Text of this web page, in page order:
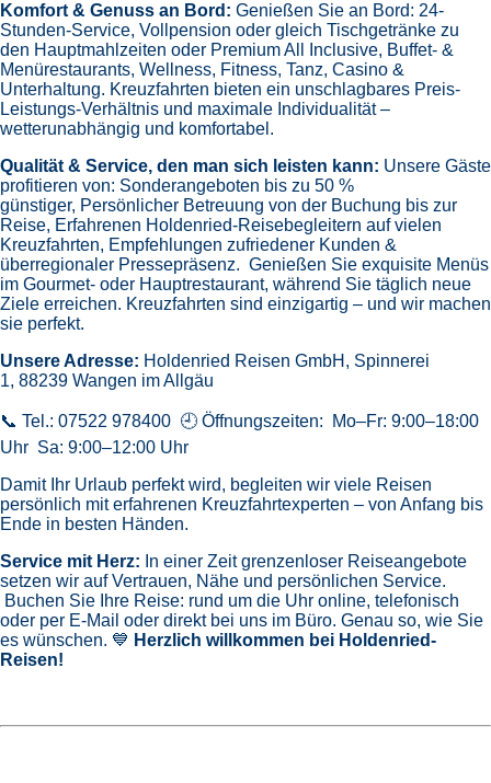
Komfort & Genuss an Bord: Genießen Sie an Bord: 24-
Stunden-Service, Vollpension oder gleich Tischgetränke zu
den Hauptmahlzeiten oder Premium All Inclusive, Buffet- &
Menürestaurants, Wellness, Fitness, Tanz, Casino &
Unterhaltung. Kreuzfahrten bieten ein unschlagbares Preis-
Leistungs-Verhältnis und maximale Individualität –
wetterunabhängig und komfortabel.
Qualität & Service, den man sich leisten kann: Unsere Gäste
profitieren von: Sonderangeboten bis zu 50 %
günstiger, Persönlicher Betreuung von der Buchung bis zur
Reise, Erfahrenen Holdenried-Reisebegleitern auf vielen
Kreuzfahrten, Empfehlungen zufriedener Kunden &
überregionaler Pressepräsenz. Genießen Sie exquisite Menüs
im Gourmet- oder Hauptrestaurant, während Sie täglich neue
Ziele erreichen. Kreuzfahrten sind einzigartig – und wir machen
sie perfekt.
Unsere Adresse: Holdenried Reisen GmbH, Spinnerei
1, 88239 Wangen im Allgäu
📞 Tel.: 07522 978400 🕘 Öffnungszeiten: Mo–Fr: 9:00–18:00
Uhr Sa: 9:00–12:00 Uhr
Damit Ihr Urlaub perfekt wird, begleiten wir viele Reisen
persönlich mit erfahrenen Kreuzfahrtexperten – von Anfang bis
Ende in besten Händen.
Service mit Herz: In einer Zeit grenzenloser Reiseangebote
setzen wir auf Vertrauen, Nähe und persönlichen Service.
Buchen Sie Ihre Reise: rund um die Uhr online, telefonisch
oder per E-Mail oder direkt bei uns im Büro. Genau so, wie Sie
es wünschen. 💙 Herzlich willkommen bei Holdenried-
Reisen!